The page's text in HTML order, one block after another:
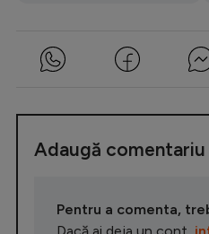
Adaugă comentariu
Pentru a comenta,
Dacă ai deja un cont,